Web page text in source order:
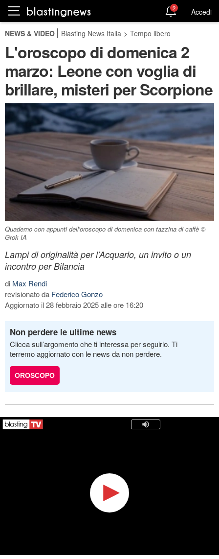
2 Accedi
NEWS & VIDEO Blasting News Italia > Tempo libero
L'oroscopo di domenica 2
marzo: Leone con voglia di
brillare, misteri per Scorpione
Quaderno con appunti dell'oroscopo di domenica con tazzina di caffè ©
Grok IA
Lampi di originalità per l'Acquario, un invito o un
incontro per Bilancia
di Max Rendi
revisionato da Federico Gonzo
Aggiornato il 28 febbraio 2025 alle ore 16:20
Non perdere le ultime news
Clicca sull’argomento che ti interessa per seguirlo. Ti
terremo aggiornato con le news da non perdere.
OROSCOPO